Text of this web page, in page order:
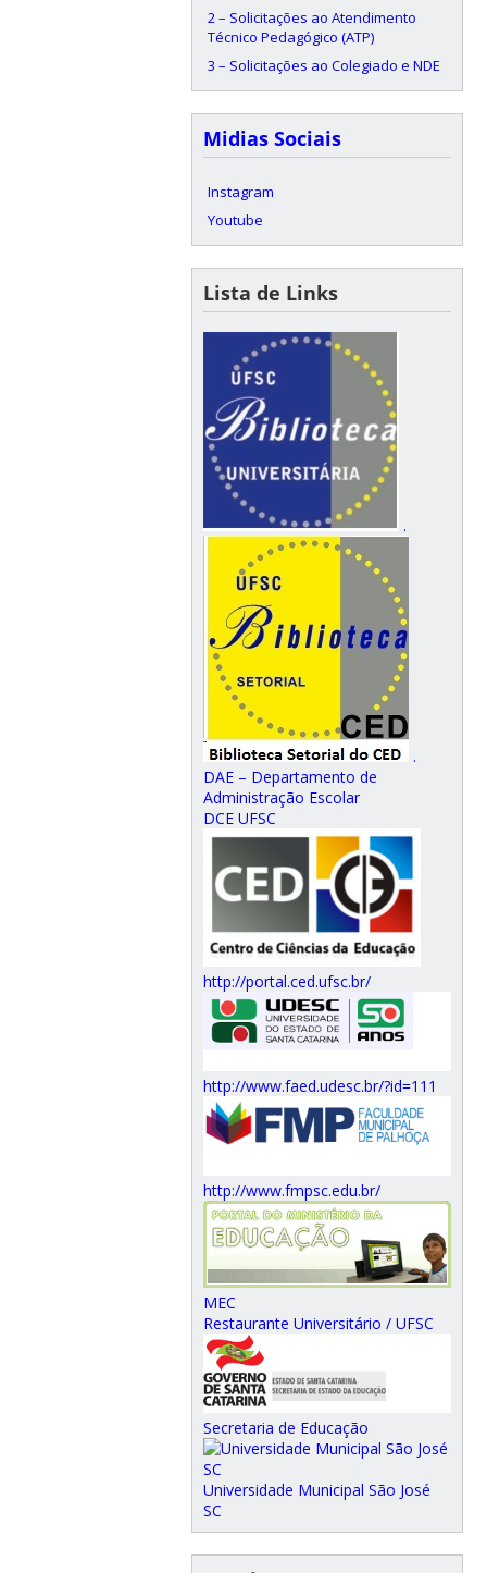
2 – Solicitações ao Atendimento
Técnico Pedagógico (ATP)
3 – Solicitações ao Colegiado e NDE
Midias Sociais
Instagram
Youtube
Lista de Links
.
.
DAE – Departamento de
Administração Escolar
DCE UFSC
http://portal.ced.ufsc.br/
http://www.faed.udesc.br/?id=111
http://www.fmpsc.edu.br/
MEC
Restaurante Universitário / UFSC
Secretaria de Educação
Universidade Municipal São José
SC